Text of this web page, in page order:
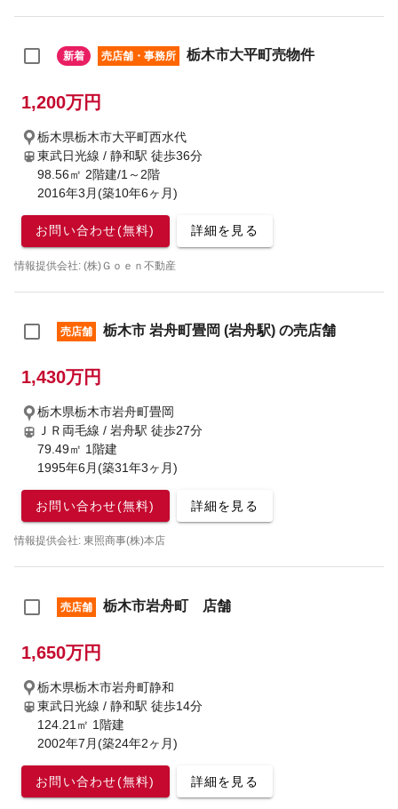
新着 売店舗・事務所 栃木市大平町売物件
1,200万円
栃木県栃木市大平町西水代
東武日光線 / 静和駅 徒歩36分
98.56㎡ 2階建/1～2階
2016年3月(築10年6ヶ月)
お問い合わせ(無料) 詳細を見る
情報提供会社: (株)Ｇｏｅｎ不動産
売店舗 栃木市 岩舟町畳岡 (岩舟駅) の売店舗
1,430万円
栃木県栃木市岩舟町畳岡
ＪＲ両毛線 / 岩舟駅 徒歩27分
79.49㎡ 1階建
1995年6月(築31年3ヶ月)
お問い合わせ(無料) 詳細を見る
情報提供会社: 東照商事(株)本店
売店舗 栃木市岩舟町 店舗
1,650万円
栃木県栃木市岩舟町静和
東武日光線 / 静和駅 徒歩14分
124.21㎡ 1階建
2002年7月(築24年2ヶ月)
お問い合わせ(無料) 詳細を見る